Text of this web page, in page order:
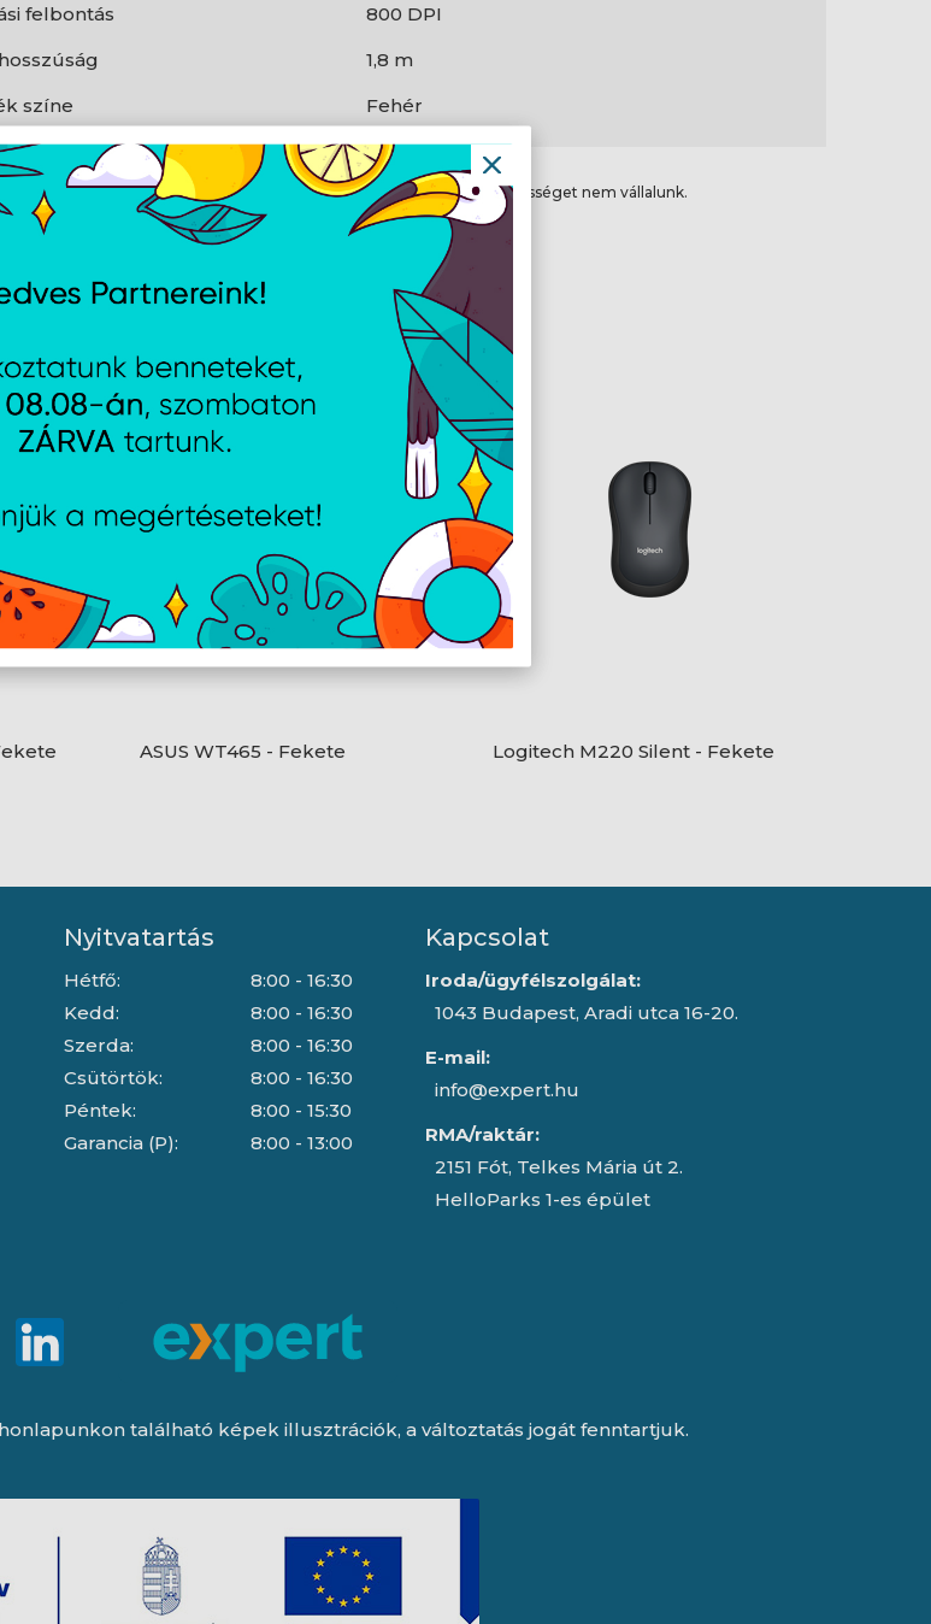
felbontás
800 DPI
1,8 m
színe
Fehér
esetlegesen előforduló elektronikus feltöltési, technikai hibákért felelősséget nem vállalunk.
ASUS WT465 - Fekete Logitech M220 Silent - Fekete
Nyitvatartás
Hétfő:
Kedd:
Szerda:
Csütörtök:
Péntek:
Garancia (P):
8:00 - 16:30
8:00 - 16:30
8:00 - 16:30
8:00 - 16:30
8:00 - 15:30
8:00 - 13:00
Kapcsolat
Iroda/ügyfélszolgálat:
1043 Budapest, Aradi utca 16-20.
E-mail:
info@expert.hu
RMA/raktár:
2151 Fót, Telkes Mária út 2.
HelloParks 1-es épület
található képek illusztrációk, a változtatás jogát fenntartjuk.